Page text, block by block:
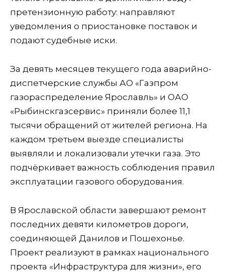
претензионную работу: направляют
уведомления о приостановке поставок и
подают судебные иски.
За девять месяцев текущего года аварийно-
диспетчерские службы АО «Газпром
газораспределение Ярославль» и ОАО
«Рыбинскгазсервис» приняли более 11,1
тысячи обращений от жителей региона. На
каждом третьем выезде специалисты
выявляли и локализовали утечки газа. Это
подчёркивает важность соблюдения правил
эксплуатации газового оборудования.
В Ярославской области завершают ремонт
последних девяти километров дороги,
соединяющей Данилов и Пошехонье.
Проект реализуют в рамках национального
проекта «Инфраструктура для жизни», его